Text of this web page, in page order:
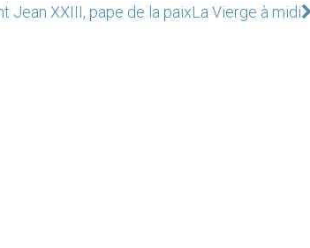
Jean XXIII, pape de la paixLa Vierge à midi